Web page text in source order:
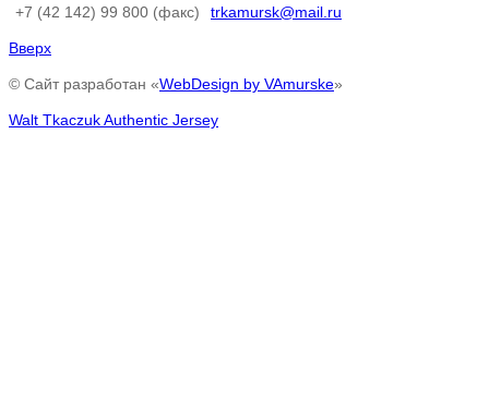
+7 (42 142) 99 800 (факс) trkamursk@mail.ru
Вверх
© Сайт разработан «WebDesign by VAmurske»
Walt Tkaczuk Authentic Jersey